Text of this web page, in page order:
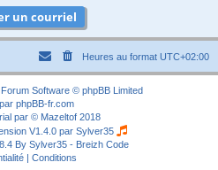
Heures au format UTC+02:00
Software © phpBB Limited
phpBB-fr.com
par © Mazeltof 2018
V1.4.0 par Sylver35
By Sylver35 - Breizh Code
| Conditions